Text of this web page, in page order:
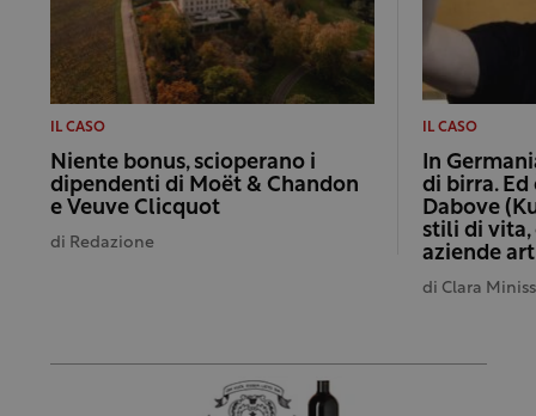
IL CASO
Niente bonus, scioperano i
dipendenti di Moët & Chandon
e Veuve Clicquot
di Redazione
IL CASO
In
di birra. Ed
Dabove
stili di
aziende
di Clara